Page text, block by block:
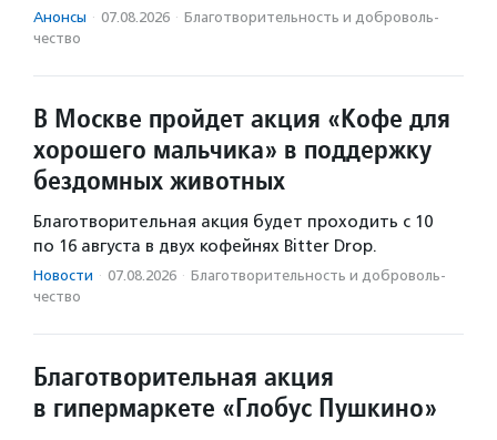
Анонсы · 07.08.2026 · Благотвори­тель­ность и доброволь­
чест­во
В Москве пройдет акция «Кофе для
хорошего мальчика» в поддержку
бездомных животных
Благотворительная акция будет проходить с 10
по 16 августа в двух кофейнях Bitter Drop.
Новости · 07.08.2026 · Благотвори­тель­ность и доброволь­
чест­во
Благотворительная акция
в гипермаркете «Глобус Пушкино»